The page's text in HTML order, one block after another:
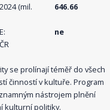
(mil.
646.66
ne
se prolínají téměř do všech
činností v kultuře. Program
nástrojem plnění
kulturní politiky.